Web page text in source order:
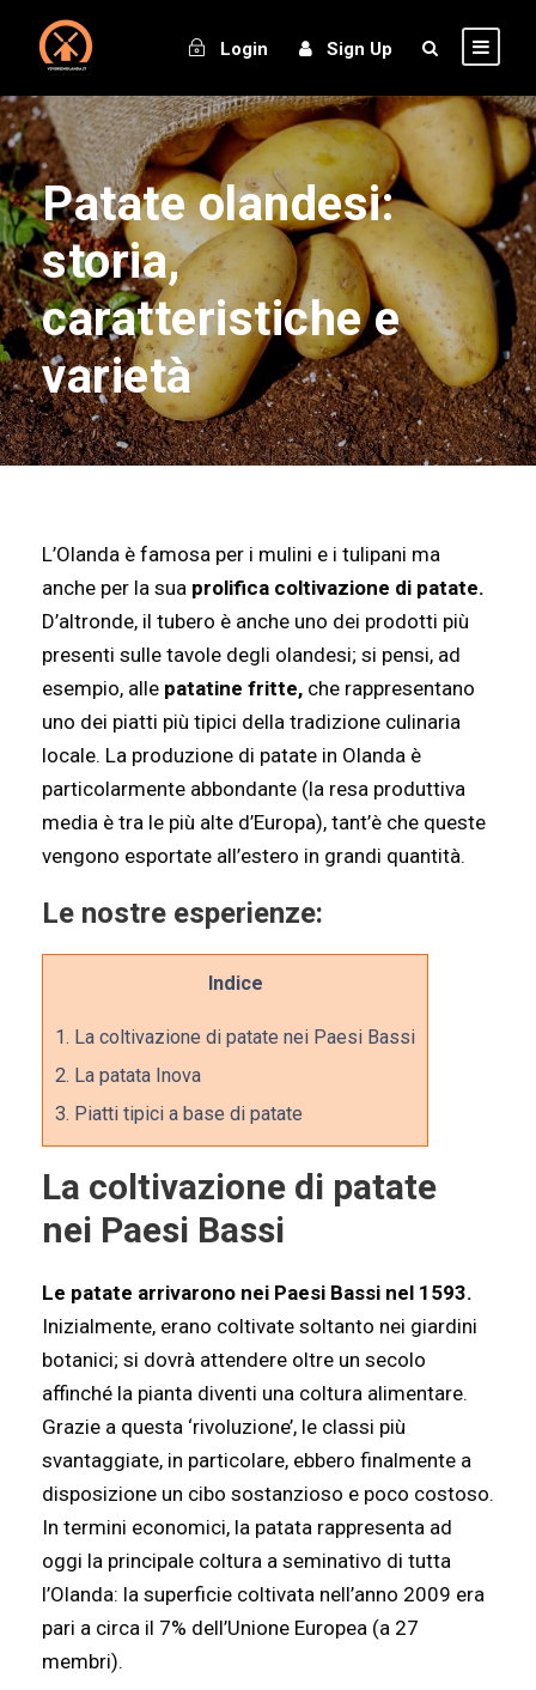
Login Sign Up
Patate olandesi:
storia,
caratteristiche e
varietà
L’Olanda è famosa per i mulini e i tulipani ma
anche per la sua prolifica coltivazione di patate.
D’altronde, il tubero è anche uno dei prodotti più
presenti sulle tavole degli olandesi; si pensi, ad
esempio, alle patatine fritte, che rappresentano
uno dei piatti più tipici della tradizione culinaria
locale. La produzione di patate in Olanda è
particolarmente abbondante (la resa produttiva
media è tra le più alte d’Europa), tant’è che queste
vengono esportate all’estero in grandi quantità.
Le nostre esperienze:
Indice
1. La coltivazione di patate nei Paesi Bassi
2. La patata Inova
3. Piatti tipici a base di patate
La coltivazione di patate
nei Paesi Bassi
Le patate arrivarono nei Paesi Bassi nel 1593.
Inizialmente, erano coltivate soltanto nei giardini
botanici; si dovrà attendere oltre un secolo
affinché la pianta diventi una coltura alimentare.
Grazie a questa ‘rivoluzione’, le classi più
svantaggiate, in particolare, ebbero finalmente a
disposizione un cibo sostanzioso e poco costoso.
In termini economici, la patata rappresenta ad
oggi la principale coltura a seminativo di tutta
l’Olanda: la superficie coltivata nell’anno 2009 era
pari a circa il 7% dell’Unione Europea (a 27
membri).